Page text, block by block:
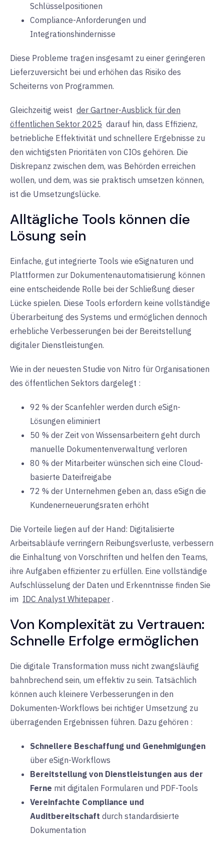
Schlüsselpositionen
Compliance-Anforderungen und
Integrationshindernisse
Diese Probleme tragen insgesamt zu einer geringeren
Lieferzuversicht bei und erhöhen das Risiko des
Scheiterns von Programmen.
Gleichzeitig weist der Gartner-Ausblick für den
öffentlichen Sektor 2025 darauf hin, dass Effizienz,
betriebliche Effektivität und schnellere Ergebnisse zu
den wichtigsten Prioritäten von CIOs gehören. Die
Diskrepanz zwischen dem, was Behörden erreichen
wollen, und dem, was sie praktisch umsetzen können,
ist die Umsetzungslücke.
Alltägliche Tools können die
Lösung sein
Einfache, gut integrierte Tools wie eSignaturen und
Plattformen zur Dokumentenautomatisierung können
eine entscheidende Rolle bei der Schließung dieser
Lücke spielen. Diese Tools erfordern keine vollständige
Überarbeitung des Systems und ermöglichen dennoch
erhebliche Verbesserungen bei der Bereitstellung
digitaler Dienstleistungen.
Wie in der neuesten Studie von Nitro für Organisationen
des öffentlichen Sektors dargelegt :
92 % der Scanfehler werden durch eSign-
Lösungen eliminiert
50 % der Zeit von Wissensarbeitern geht durch
manuelle Dokumentenverwaltung verloren
80 % der Mitarbeiter wünschen sich eine Cloud-
basierte Dateifreigabe
72 % der Unternehmen geben an, dass eSign die
Kundenerneuerungsraten erhöht
Die Vorteile liegen auf der Hand: Digitalisierte
Arbeitsabläufe verringern Reibungsverluste, verbessern
die Einhaltung von Vorschriften und helfen den Teams,
ihre Aufgaben effizienter zu erfüllen. Eine vollständige
Aufschlüsselung der Daten und Erkenntnisse finden Sie
im IDC Analyst Whitepaper .
Von Komplexität zu Vertrauen:
Schnelle Erfolge ermöglichen
Die digitale Transformation muss nicht zwangsläufig
bahnbrechend sein, um effektiv zu sein. Tatsächlich
können auch kleinere Verbesserungen in den
Dokumenten-Workflows bei richtiger Umsetzung zu
überragenden Ergebnissen führen. Dazu gehören :
Schnellere Beschaffung und Genehmigungen
über eSign-Workflows
Bereitstellung von Dienstleistungen aus der
Ferne mit digitalen Formularen und PDF-Tools
Vereinfachte Compliance und
Auditbereitschaft durch standardisierte
Dokumentation